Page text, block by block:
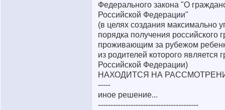
Федерального закона "О
Российской Федерации"
(в целях создания максимально
порядка получения российского
проживающим за рубежом
из родителей которого является
Российской Федерации)
НАХОДИТСЯ НА
-----
иное решение...
----------------------------------------